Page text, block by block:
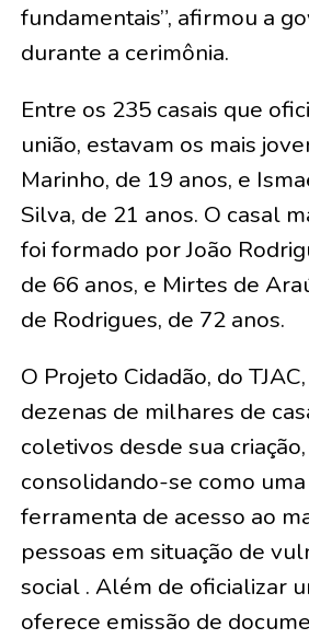
fundamentais”, afirmou a
durante a cerimônia.
Entre os 235 casais que
união, estavam os mais
Marinho, de 19 anos, e
Silva, de 21 anos. O casal
foi formado porJoão
de 66 anos, e Mirtes de
de Rodrigues, de 72 anos.
O Projeto Cidadão, do
dezenas de milhares de
coletivos desde sua
consolidando-se como
ferramenta de acesso ao
pessoas em situação de
social . Além de oficializar
oferece emissão de